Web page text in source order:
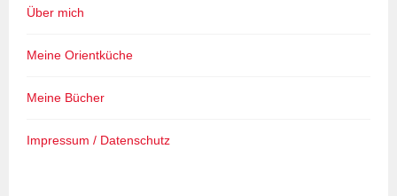
Über mich
Meine Orientküche
Meine Bücher
Impressum / Datenschutz